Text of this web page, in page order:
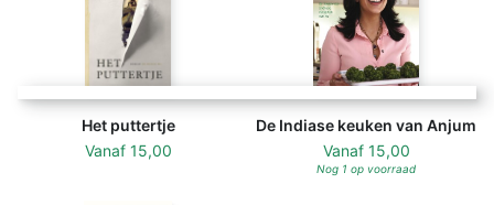
Het puttertje
Vanaf 15,00
De Indiase keuken van Anjum
Vanaf 15,00
Nog 1 op voorraad